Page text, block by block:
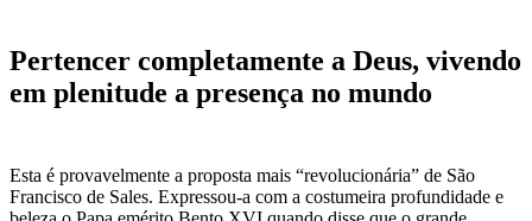
Pertencer completamente a Deus, vivendo
em plenitude a presença no mundo
Esta é provavelmente a proposta mais “revolucionária” de São
Francisco de Sales. Expressou-a com a costumeira profundidade e